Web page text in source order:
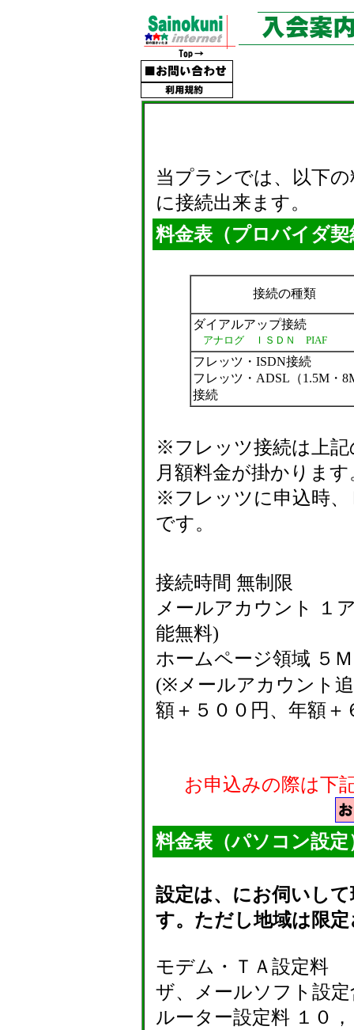
当プランでは、以下
に接続出来ます。
料金表（プロバイダ契
接続の種類
ダイアルアップ接続
アナログ ＩＳＤＮ PIAF
フレッツ・ISDN接続
フレッツ・ADSL（1.5M・
接続
※フレッツ接続は上記
月額料金が掛かります
※フレッツに申込時、
です。
接続時間 無制限
メールアカウント １
能無料)
ホームページ領域 ５
(※メールアカウント
額＋５００円、年額＋
お申込みの際は下
料金表（パソコン設定
設定は、にお伺いし
す。ただし地域は限
モデム・ＴＡ設定
ザ、メールソフト設定
ルーター設定料 １０